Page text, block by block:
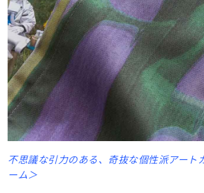
不思議な引力のある、奇抜な個性派アート
ーム＞